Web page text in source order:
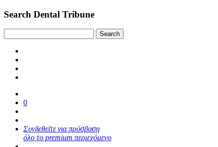
Search Dental Tribune
0
Συνδεθείτε για πρόσβαση
όλο το premium περιεχόμενο